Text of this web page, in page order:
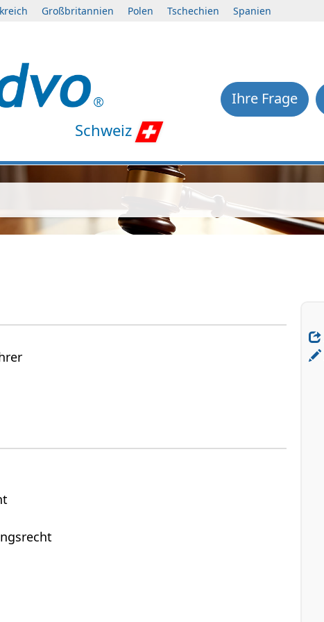
Großbritannien Polen Tschechien Spanien
Schweiz
Ihre Frage